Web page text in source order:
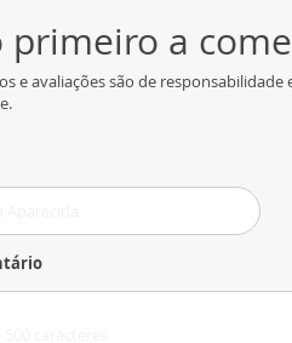
primeiro a
e avaliações são de